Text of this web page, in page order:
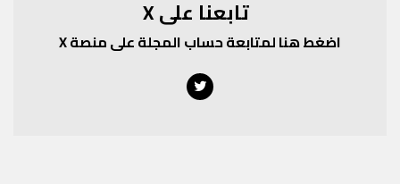
تابعنا على X
اضغط هنا لمتابعة حساب المجلة على منصة X
Twitter